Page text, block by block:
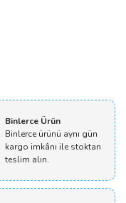
Binlerce Ürün
Binlerce ürünü aynı gün
kargo imkânı ile stoktan
teslim alın.